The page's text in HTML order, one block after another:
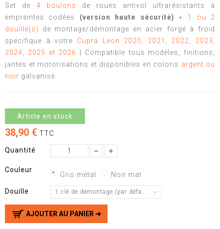
Set de 4 boulons
de roues antivol ultrarésistants à
empreintes codées (version haute sécurité) + 1 ou 2
douille(s)
de montage/démontage en acier forgé à froid
spécifique à votre Cupra Leon 2020, 2021, 2022, 2023,
2024, 2025 et 2026
| Compatible tous modèles, finitions,
jantes et motorisations et disponibles en coloris argent ou
noir galvanisé.
Article en stock
38,90 € TTC
Quantité
Couleur
Gris métal Noir mat
Douille 1 clé de démontage (par défaut)
AJOUTER AU PANIER ➔